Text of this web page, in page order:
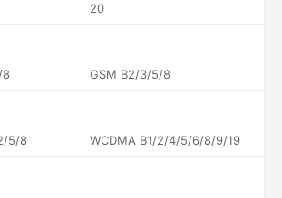
20
8
GSM B2/3/5/8
5/8
WCDMA B1/2/4/5/6/8/9/19